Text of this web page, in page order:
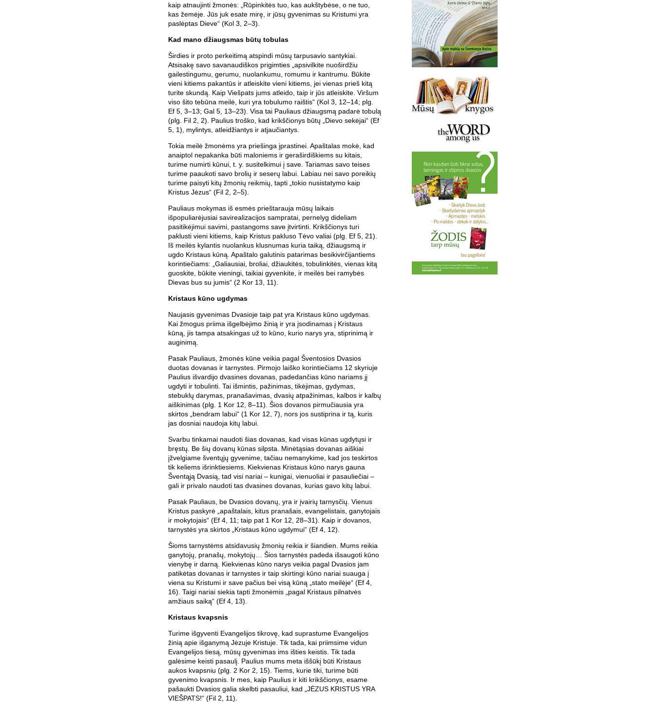
kaip atnaujinti žmonės: „Rūpinkitės tuo, kas aukštybėse, o ne tuo,
kas žemėje. Jūs juk esate mirę, ir jūsų gyvenimas su Kristumi yra
paslėptas Dieve“ (Kol 3, 2–3).
Kad mano džiaugsmas būtų tobulas
Širdies ir proto perkeitimą atspindi mūsų tarpusavio santykiai.
Atsisakę savo savanaudiškos prigimties „apsivilkite nuoširdžiu
gailestingumu, gerumu, nuolankumu, romumu ir kantrumu. Būkite
vieni kitiems pakantūs ir atleiskite vieni kitiems, jei vienas prieš kitą
turite skundą. Kaip Viešpats jums atleido, taip ir jūs atleiskite. Viršum
viso šito tebūna meilė, kuri yra tobulumo raištis“ (Kol 3, 12–14; plg.
Ef 5, 3–13; Gal 5, 13–23). Visa tai Pauliaus džiaugsmą padarė tobulą
(plg. Fil 2, 2). Paulius troško, kad krikščionys būtų „Dievo sekėjai“ (Ef
5, 1), mylintys, atleidžiantys ir atjaučiantys.
Tokia meilė žmonėms yra priešinga įprastinei. Apaštalas mokė, kad
anaiptol nepakanka būti maloniems ir geraširdiškiems su kitais,
turime numirti kūnui, t. y. susitelkimui į save. Tariamas savo teises
turime paaukoti savo brolių ir seserų labui. Labiau nei savo poreikių
turime paisyti kitų žmonių reikmių, tapti „tokio nusistatymo kaip
Kristus Jėzus“ (Fil 2, 2–5).
Pauliaus mokymas iš esmės prieštarauja mūsų laikais
išpopuliarėjusiai savirealizacijos sampratai, pernelyg dideliam
pasitikėjimui savimi, pastangoms save įtvirtinti. Krikščionys turi
paklusti vieni kitiems, kaip Kristus pakluso Tėvo valiai (plg. Ef 5, 21).
Iš meilės kylantis nuolankus klusnumas kuria taiką, džiaugsmą ir
ugdo Kristaus kūną. Apaštalo galutinis patarimas besikivirčijantiems
korintiečiams: „Galiausiai, broliai, džiaukitės, tobulinkitės, vienas kitą
guoskite, būkite vieningi, taikiai gyvenkite, ir meilės bei ramybės
Dievas bus su jumis“ (2 Kor 13, 11).
Kristaus kūno ugdymas
Naujasis gyvenimas Dvasioje taip pat yra Kristaus kūno ugdymas.
Kai žmogus priima išgelbėjimo žinią ir yra įsodinamas į Kristaus
kūną, jis tampa atsakingas už to kūno, kurio narys yra, stiprinimą ir
auginimą.
Pasak Pauliaus, žmonės kūne veikia pagal Šventosios Dvasios
duotas dovanas ir tarnystes. Pirmojo laiško korintiečiams 12 skyriuje
Paulius išvardijo dvasines dovanas, padedančias kūno nariams jį
ugdyti ir tobulinti. Tai išmintis, pažinimas, tikėjimas, gydymas,
stebuklų darymas, pranašavimas, dvasių atpažinimas, kalbos ir kalbų
aiškinimas (plg. 1 Kor 12, 8–11). Šios dovanos pirmučiausia yra
skirtos „bendram labui“ (1 Kor 12, 7), nors jos sustiprina ir tą, kuris
jas dosniai naudoja kitų labui.
Svarbu tinkamai naudoti šias dovanas, kad visas kūnas ugdytųsi ir
bręstų. Be šių dovanų kūnas silpsta. Minėtąsias dovanas aiškiai
įžvelgiame šventųjų gyvenime, tačiau nemanykime, kad jos teskirtos
tik keliems išrinktiesiems. Kiekvienas Kristaus kūno narys gauna
Šventąją Dvasią, tad visi nariai – kunigai, vienuoliai ir pasauliečiai –
gali ir privalo naudoti tas dvasines dovanas, kurias gavo kitų labui.
Pasak Pauliaus, be Dvasios dovanų, yra ir įvairių tarnysčių. Vienus
Kristus paskyrė „apaštalais, kitus pranašais, evangelistais, ganytojais
ir mokytojais“ (Ef 4, 11; taip pat 1 Kor 12, 28–31). Kaip ir dovanos,
tarnystės yra skirtos „Kristaus kūno ugdymui“ (Ef 4, 12).
Šioms tarnystėms atsidavusių žmonių reikia ir šiandien. Mums reikia
ganytojų, pranašų, mokytojų… Šios tarnystės padeda išsaugoti kūno
vienybę ir darną. Kiekvienas kūno narys veikia pagal Dvasios jam
patikėtas dovanas ir tarnystes ir taip skirtingi kūno nariai suauga į
viena su Kristumi ir save pačius bei visą kūną „stato meilėje“ (Ef 4,
16). Taigi nariai siekia tapti žmonėmis „pagal Kristaus pilnatvės
amžiaus saiką“ (Ef 4, 13).
Kristaus kvapsnis
Turime išgyventi Evangelijos tikrovę, kad suprastume Evangelijos
žinią apie išganymą Jėzuje Kristuje. Tik tada, kai priimsime vidun
Evangelijos tiesą, mūsų gyvenimas ims išties keistis. Tik tada
galėsime keisti pasaulį. Paulius mums meta iššūkį būti Kristaus
aukos kvapsniu (plg. 2 Kor 2, 15). Tiems, kurie tiki, turime būti
gyvenimo kvapsnis. Ir mes, kaip Paulius ir kiti krikščionys, esame
pašaukti Dvasios galia skelbti pasauliui, kad „JĖZUS KRISTUS YRA
VIEŠPATS!“ (Fil 2, 11).